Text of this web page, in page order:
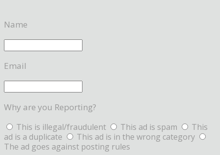
Name
Email
Why are you Reporting?
This is illegal/fraudulent This ad is spam
This
ad is a duplicate
This ad is in the wrong category
The ad goes against posting rules